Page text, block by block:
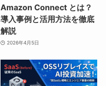
Amazon Connect とは？
導入事例と活用方法を徹底
解説
2026年4月5日